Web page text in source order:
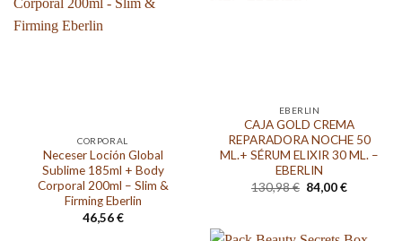
EBERLIN
CAJA GOLD CREMA
REPARADORA NOCHE 50
ML.+ SÉRUM ELIXIR 30 ML. –
EBERLIN
130,98€ El
precio
130,98 €.
84,00€El
84,00 €.
CORPORAL
Neceser Loción Global
Sublime 185ml + Body
Corporal 200ml – Slim &
Firming Eberlin
46,56€